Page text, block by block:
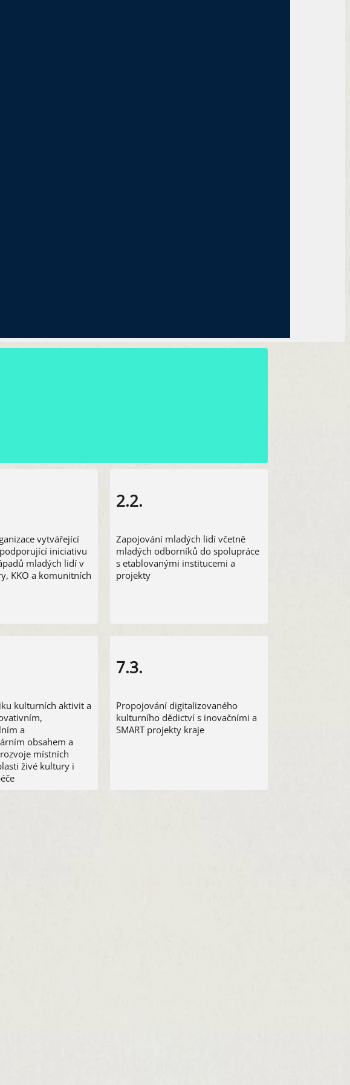
vytvářející
iniciativu
mladých lidí v
KKO a komunitních
2.2.
Zapojování mladých lidí včetně
mladých odborníků do spolupráce
s etablovanými institucemi a
projekty
kulturních aktivit a
a
obsahem a
místních
živé kultury i
7.3.
Propojování digitalizovaného
kulturního dědictví s inovačními a
SMART projekty kraje